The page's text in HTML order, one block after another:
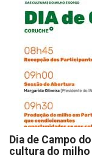
Dia de Campo
cultura do milho